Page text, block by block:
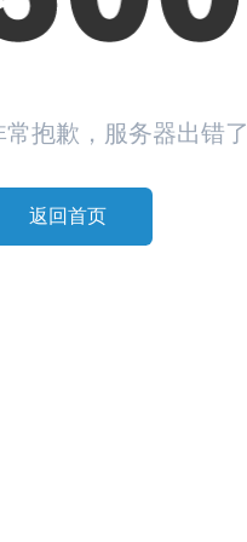
常抱歉，服务器出错了
返回首页